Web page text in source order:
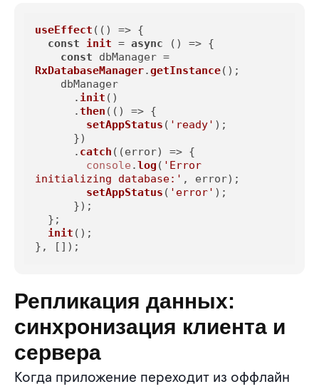
useEffect ( () => {
const
init = async ( ) => {
const
RxDatabaseManager.getInstance();
      .
init ()
      .
then ( () => {
setAppStatus ( 'ready' );
      .
catch ( (error) => {
console .log ( 'Error
initializing database:' , error);
setAppStatus ( 'error' );
init ();
}, []);
Репликация данных:
синхронизация клиента и
сервера
Когда приложение переходит из оффлайн